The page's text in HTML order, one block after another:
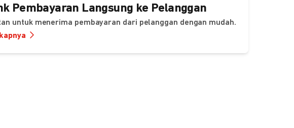
Pembayaran Langsung ke Pelanggan
untuk menerima pembayaran dari pelanggan dengan mudah.